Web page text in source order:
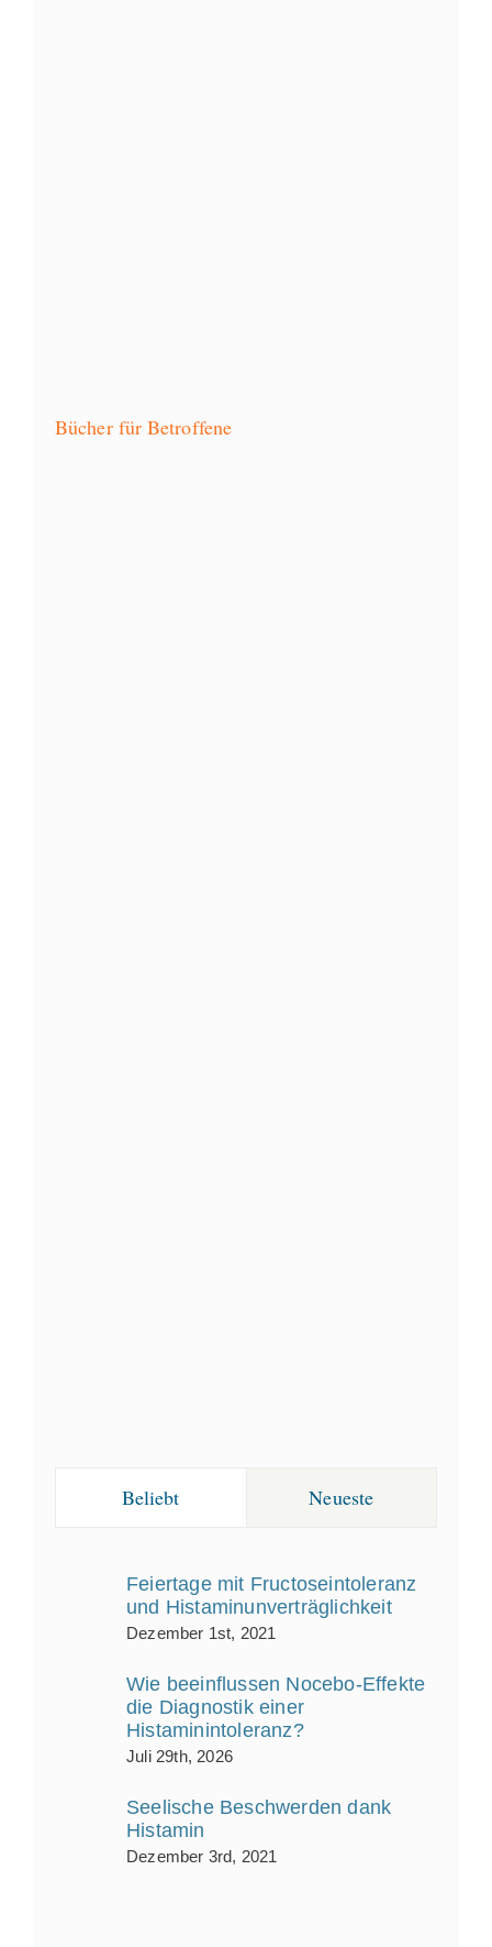
Bücher für Betroffene
Beliebt Neueste
Feiertage mit Fructoseintoleranz
und Histaminunverträglichkeit
Dezember 1st, 2021
Wie beeinflussen Nocebo‑Effekte
die Diagnostik einer
Histaminintoleranz?
Juli 29th, 2026
Seelische Beschwerden dank
Histamin
Dezember 3rd, 2021